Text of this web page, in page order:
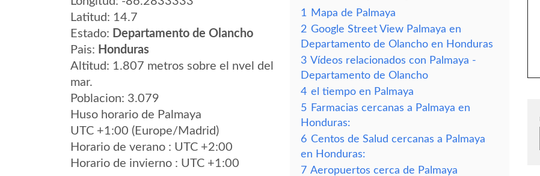
Latitud: 14.7
Estado: Departamento de Olancho
Pais: Honduras
Altitud: 1.807 metros sobre el nvel del
mar.
Poblacion: 3.079
Huso horario de Palmaya
UTC +1:00 (Europe/Madrid)
Horario de verano : UTC +2:00
Horario de invierno : UTC +1:00
1
Mapa de Palmaya
2 Google Street View Palmaya en
Departamento de Olancho en Honduras
3 Vídeos relacionados con Palmaya -
Departamento de Olancho
4 el tiempo en Palmaya
5 Farmacias cercanas a Palmaya en
Honduras:
6 Centos de Salud cercanas a Palmaya
en Honduras:
7 Aeropuertos cerca de Palmaya